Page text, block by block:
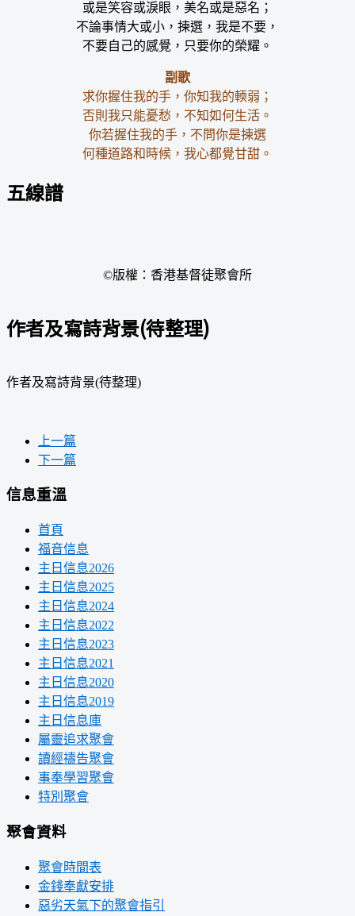
或是笑容或淚眼，美名或是惡名；
不論事情大或小，揀選，我是不要，
不要自己的感覺，只要你的榮耀。
副歌
求你握住我的手，你知我的輭弱；
否則我只能憂愁，不知如何生活。
你若握住我的手，不問你是揀選
何種道路和時候，我心都覺甘甜。
五線譜
©版權：香港基督徒聚會所
作者及寫詩背景(待整理)
作者及寫詩背景(待整理)
上一篇
下一篇
信息重溫
首頁
福音信息
主日信息2026
主日信息2025
主日信息2024
主日信息2022
主日信息2023
主日信息2021
主日信息2020
主日信息2019
主日信息庫
屬靈追求聚會
讀經禱告聚會
事奉學習聚會
特別聚會
聚會資料
聚會時間表
金錢奉獻安排
惡劣天氣下的聚會指引